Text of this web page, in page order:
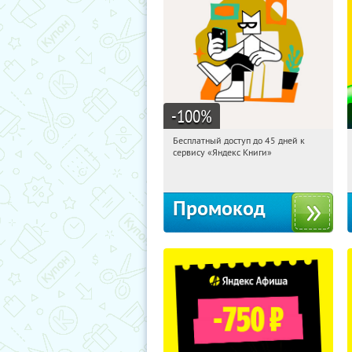
-100%
07:32:15
Получи первым!
Бесплатный доступ до 45 дней к
сервису «Яндекс Книги»
Промокод